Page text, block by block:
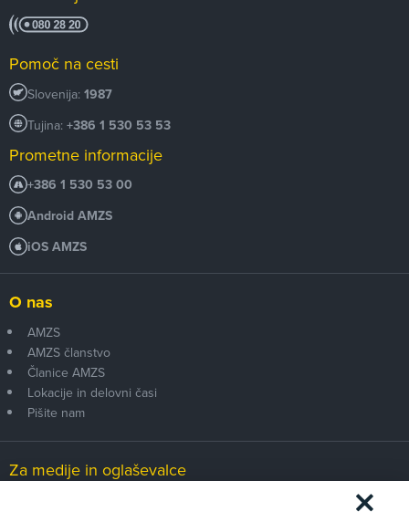
Pomoč na cesti
Slovenija: 1987
Tujina: +386 1 530 53 53
Prometne informacije
+386 1 530 53 00
Android AMZS
iOS AMZS
O nas
AMZS
AMZS članstvo
Članice AMZS
Lokacije in delovni časi
Pišite nam
Za medije in oglaševalce